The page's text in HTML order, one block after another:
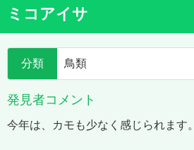
ミコアイサ
分類 鳥類
発見者コメント
今年は、カモも少なく感じられます。